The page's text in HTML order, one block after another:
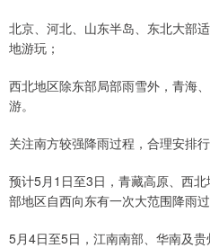
北京、河北、山东半岛、东北大部
地游玩；
西北地区除东部局部雨雪外，青海
游。
关注南方较强降雨过程，合理安排
预计5月1日至3日，青藏高原、西
部地区自西向东有一次大范围降雨过
5月4日至5日，江南南部、华南及